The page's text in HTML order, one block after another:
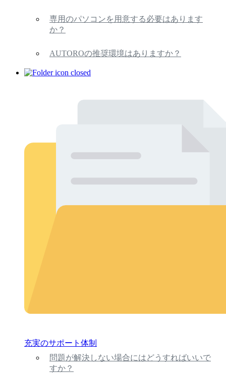
専用のパソコンを用意する必要はあります
か？
AUTOROの推奨環境はありますか？
充実のサポート体制
問題が解決しない場合にはどうすればいいで
すか？